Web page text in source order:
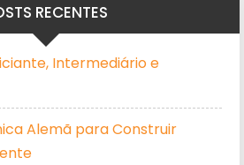
RECENTES
Intermediário e
Alemã para Construir